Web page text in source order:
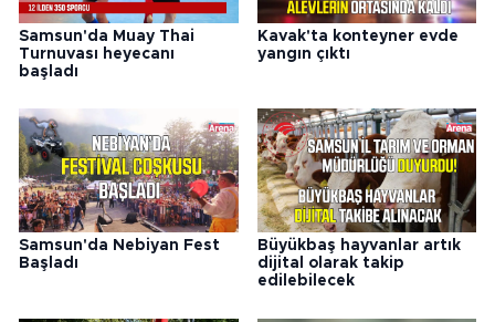
Samsun'da Muay Thai
Turnuvası heyecanı
başladı
Kavak'ta konteyner evde
yangın çıktı
Samsun'da Nebiyan Fest
Başladı
Büyükbaş hayvanlar artık
dijital olarak takip
edilebilecek